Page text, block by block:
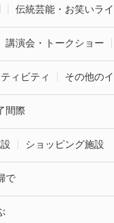
伝統芸能・お笑いラ
講演会・トークショー
ィビティ その他の
間際
ショッピング施設
で